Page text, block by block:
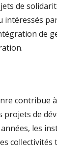
de
intéressés
de
contribue
projets de
les